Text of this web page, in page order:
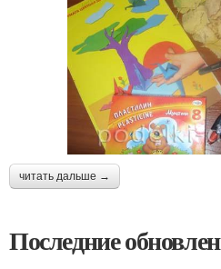
читать дальше →
Последние